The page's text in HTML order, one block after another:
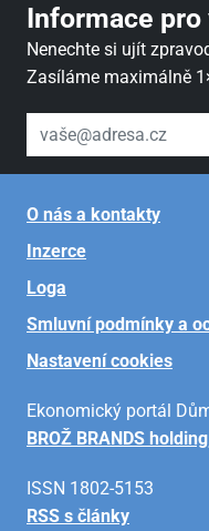
Informace
Nenechte si ujít
Zasíláme maximálně
váš email
O nás a kontakty
Inzerce
Loga
Smluvní podmínky a
Nastavení cookies
Ekonomický portál
BROŽ BRANDS
ISSN 1802-5153
RSS s články